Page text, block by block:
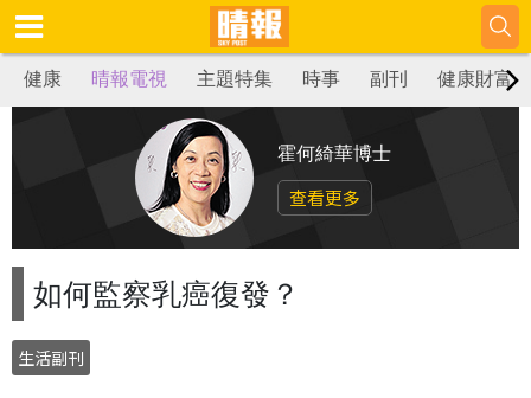
健康 晴報電視 主題特集 時事 副刊 健康財富
霍何綺華博士
查看更多
如何監察乳癌復發？
生活副刊